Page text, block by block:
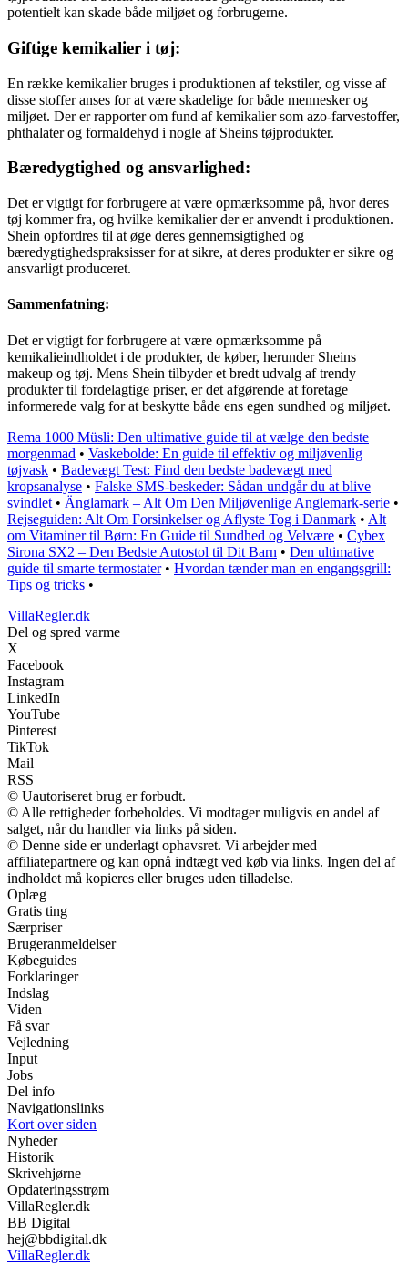
potentielt kan skade både miljøet og forbrugerne.
Giftige kemikalier i tøj:
En række kemikalier bruges i produktionen af tekstiler, og visse af
disse stoffer anses for at være skadelige for både mennesker og
miljøet. Der er rapporter om fund af kemikalier som azo-farvestoffer,
phthalater og formaldehyd i nogle af Sheins tøjprodukter.
Bæredygtighed og ansvarlighed:
Det er vigtigt for forbrugere at være opmærksomme på, hvor deres
tøj kommer fra, og hvilke kemikalier der er anvendt i produktionen.
Shein opfordres til at øge deres gennemsigtighed og
bæredygtighedspraksisser for at sikre, at deres produkter er sikre og
ansvarligt produceret.
Sammenfatning:
Det er vigtigt for forbrugere at være opmærksomme på
kemikalieindholdet i de produkter, de køber, herunder Sheins
makeup og tøj. Mens Shein tilbyder et bredt udvalg af trendy
produkter til fordelagtige priser, er det afgørende at foretage
informerede valg for at beskytte både ens egen sundhed og miljøet.
Rema 1000 Müsli: Den ultimative guide til at vælge den bedste
morgenmad • Vaskebolde: En guide til effektiv og miljøvenlig
tøjvask • Badevægt Test: Find den bedste badevægt med
kropsanalyse • Falske SMS-beskeder: Sådan undgår du at blive
svindlet • Änglamark – Alt Om Den Miljøvenlige Anglemark-serie •
Rejseguiden: Alt Om Forsinkelser og Aflyste Tog i Danmark • Alt
om Vitaminer til Børn: En Guide til Sundhed og Velvære • Cybex
Sirona SX2 – Den Bedste Autostol til Dit Barn • Den ultimative
guide til smarte termostater• Hvordan tænder man en engangsgrill:
Tips og tricks •
VillaRegler.dk
Del og spred varme
X
Facebook
Instagram
LinkedIn
YouTube
Pinterest
TikTok
Mail
RSS
© Uautoriseret brug er forbudt.
© Alle rettigheder forbeholdes. Vi modtager muligvis en andel af
salget, når du handler via links på siden.
© Denne side er underlagt ophavsret. Vi arbejder med
affiliatepartnere og kan opnå indtægt ved køb via links. Ingen del af
indholdet må kopieres eller bruges uden tilladelse.
Oplæg
Gratis ting
Særpriser
Brugeranmeldelser
Købeguides
Forklaringer
Indslag
Viden
Få svar
Vejledning
Input
Jobs
Del info
Navigationslinks
Kort over siden
Nyheder
Historik
Skrivehjørne
Opdateringsstrøm
VillaRegler.dk
BB Digital
hej@bbdigital.dk
VillaRegler.dk